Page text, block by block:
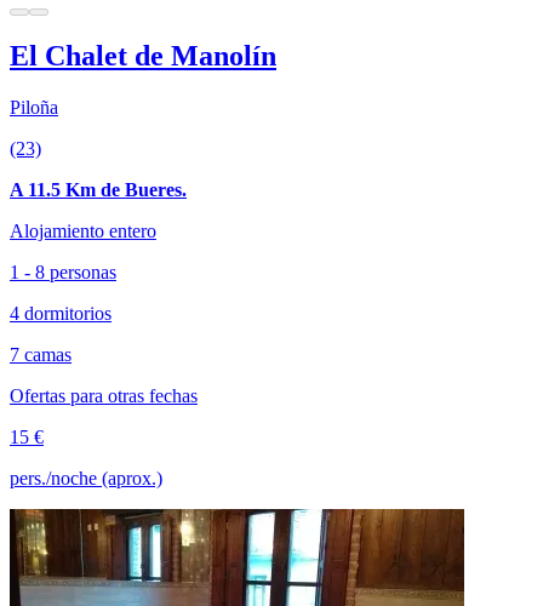
El Chalet de Manolín
Piloña
(23)
A 11.5 Km de Bueres.
Alojamiento entero
1 - 8 personas
4 dormitorios
7 camas
Ofertas para otras fechas
15 €
pers./noche (aprox.)